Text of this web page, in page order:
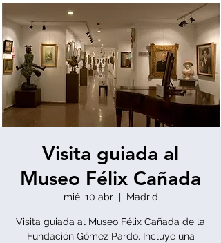
Visita guiada al
Museo Félix Cañada
mié, 10 abr
  |
Madrid
Visita guiada al Museo Félix Cañada de la
Fundación Gómez Pardo. Incluye una